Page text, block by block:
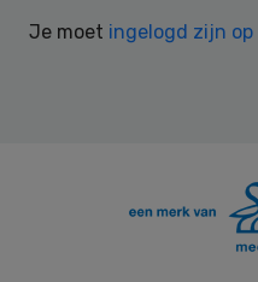
Je moet ingelogd zijn op